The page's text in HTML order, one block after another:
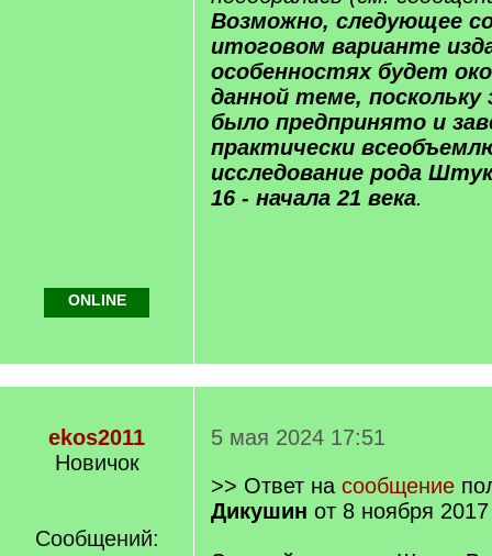
Возможно, следующее
итоговом варианте
особенностях будет
данной теме,
было предпринято и
практически
исследование рода
16 - начала 21 века.
ONLINE
ekos2011
Новичок
Сообщений:
5 мая 2024 17:51
>> Ответ на сообщение
Дикушин от 8 ноября